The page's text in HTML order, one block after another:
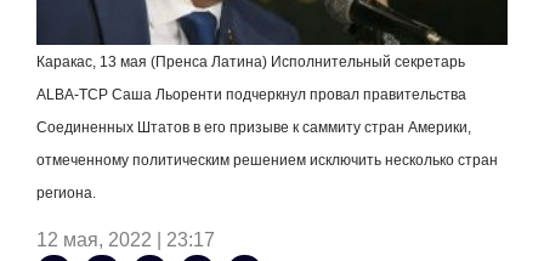
Каракас, 13 мая (Пренса Латина) Исполнительный секретарь
ALBA-TCP Саша Льоренти подчеркнул провал правительства
Соединенных Штатов в его призыве к саммиту стран Америки,
отмеченному политическим решением исключить несколько стран
региона.
12 мая, 2022 | 23:17